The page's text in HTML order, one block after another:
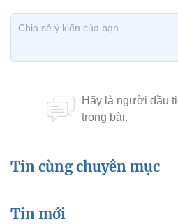
Tin cùng chuyên mục
Tin mới